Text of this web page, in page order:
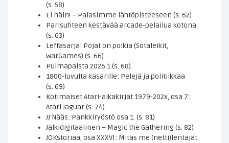
(s. 58)
Ei näin! – Palasimme lähtöpisteeseen (s. 62)
Parisuhteen kestävää arcade-pelailua kotona
(s. 63)
Leffasarja: Pojat on poikia (Sotaleikit,
WarGames) (s. 66)
Pulmapalsta 2026.1 (s. 68)
1800-luvulta kasarille: Pelejä ja politiikkaa
(s. 69)
Kotimaiset Atari-aikakirjat 1979-202x, osa 7:
Atari Jaguar (s. 74)
JJ Nääs: Pankkiryöstö osa 1. (s. 81)
Jälkidigitaalinen – Magic the Gathering (s. 82)
JOKstoriaa, osa XXXVI: Mitäs me (netti)lentäjät